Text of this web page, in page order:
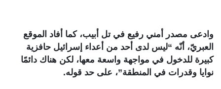
وادعى مصدر أمني رفيع في تل أبيب، كما أفاد الموقع
العبريّ، أنّه “ليس لدى أحد من أعداء إسرائيل حافزية
كبيرة للدخول في مواجهة واسعة معها، لكن هناك دائمًا
نوايا وقدرات في المنطقة”، على حد قوله.